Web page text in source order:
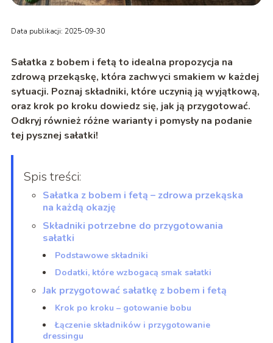
Data publikacji: 2025-09-30
Sałatka z bobem i fetą to idealna propozycja na
zdrową przekąskę, która zachwyci smakiem w każdej
sytuacji. Poznaj składniki, które uczynią ją wyjątkową,
oraz krok po kroku dowiedz się, jak ją przygotować.
Odkryj również różne warianty i pomysły na podanie
tej pysznej sałatki!
Spis treści:
Sałatka z bobem i fetą – zdrowa przekąska
na każdą okazję
Składniki potrzebne do przygotowania
sałatki
Podstawowe składniki
Dodatki, które wzbogacą smak sałatki
Jak przygotować sałatkę z bobem i fetą
Krok po kroku – gotowanie bobu
Łączenie składników i przygotowanie
dressingu